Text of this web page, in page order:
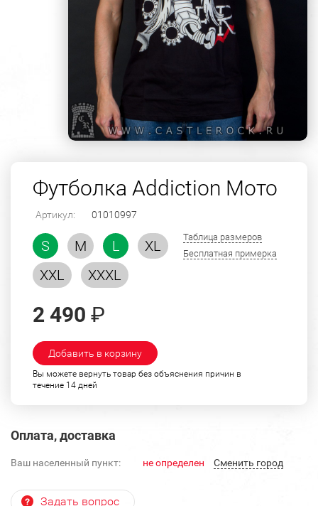
Футболка Addiction Мото
Артикул: 01010997
S M L
XL
XXL
XXXL
Таблица размеров
Бесплатная примерка
2 490 ₽
Добавить в корзину
Вы можете вернуть товар без объяснения причин в
течение 14 дней
Оплата, доставка
Ваш населенный пункт: не определен Cменить город
Задать вопрос